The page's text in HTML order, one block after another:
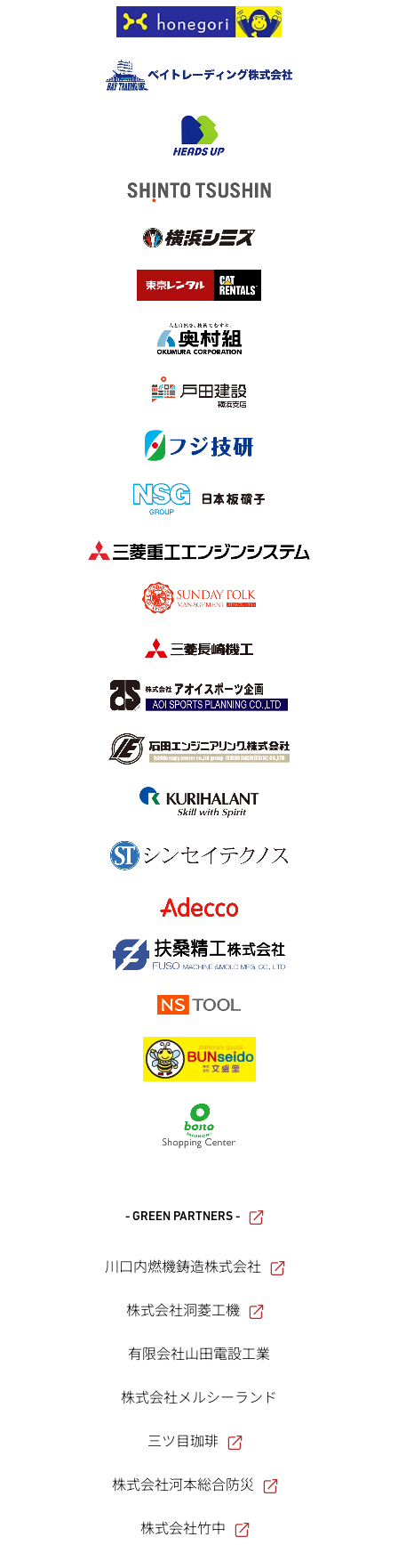
- GREEN PARTNERS -
川口内燃機鋳造株式会社
株式会社洞菱工機
有限会社山田電設工業
株式会社メルシーランド
三ツ目珈琲
株式会社河本総合防災
株式会社竹中